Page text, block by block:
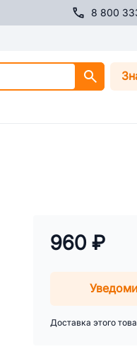
8 800
960 ₽
Доставка этого